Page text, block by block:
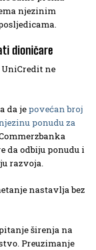
njezinim
dioničare
ne
da je povećan broj
ponudu za
da odbiju ponudu i
razvoja.
nastavlja bez
širenja na
Preuzimanje